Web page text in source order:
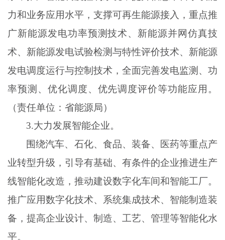
力和业务应用水平，支撑可再生能源接入，重点推
广新能源发电功率预测技术、新能源并网仿真技
术、新能源发电试验检测与特性评价技术、新能源
发电调度运行与控制技术，全面完善发电监测、功
率预测、优化调度、优先调度评价等功能应用。
（责任单位：省能源局）
3.大力发展智能企业。
围绕汽车、石化、食品、装备、医药等重点产
业转型升级，引导有基础、有条件的企业推进生产
线智能化改造，推动建设数字化车间和智能工厂。
推广应用数字化技术、系统集成技术、智能制造装
备，提高企业设计、制造、工艺、管理等智能化水
平。